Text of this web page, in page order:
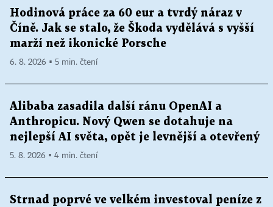
Hodinová práce za 60 eur a tvrdý náraz v
Číně. Jak se stalo, že Škoda vydělává s vyšší
marží než ikonické Porsche
6. 8. 2026 ▪ 5 min. čtení
Alibaba zasadila další ránu OpenAI a
Anthropicu. Nový Qwen se dotahuje na
nejlepší AI světa, opět je levnější a otevřený
5. 8. 2026 ▪ 4 min. čtení
Strnad poprvé ve velkém investoval peníze z